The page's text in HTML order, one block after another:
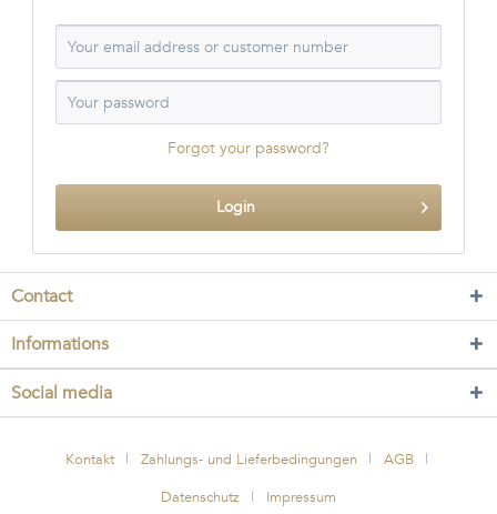
Forgot your password?
Login
Contact
Informations
Social media
Kontakt Zahlungs- und Lieferbedingungen
AGB
Datenschutz
Impressum